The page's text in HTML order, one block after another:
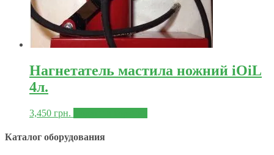
Нагнетатель мастила ножний iOiL
4л.
3,450 грн.
Каталог оборудования